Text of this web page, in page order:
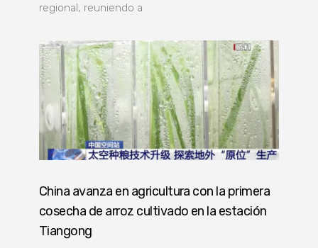
regional, reuniendo a
China avanza en agricultura con la primera
cosecha de arroz cultivado en la estación
Tiangong